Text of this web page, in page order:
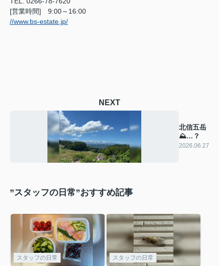
[営業時間] 9:00～16:00
//www.bs-estate.jp/
NEXT
北信五岳
⛰️…？
2026.06.27
”スタッフの日常”おすすめ記事
スタッフの日常 スタッフの日常